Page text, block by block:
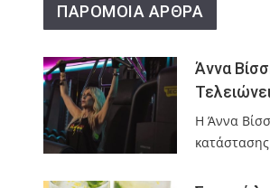
ΠΑΡΟΜΟΙΑ ΑΡΘΡΑ
Άννα
Η Άννα